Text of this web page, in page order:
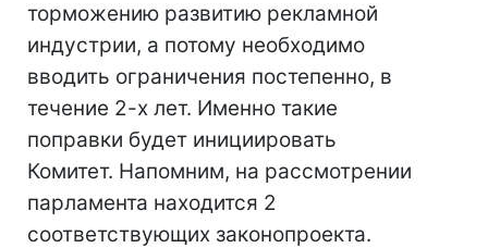
торможению развитию рекламной
индустрии, а потому необходимо
вводить ограничения постепенно, в
течение 2-х лет. Именно такие
поправки будет инициировать
Комитет. Напомним, на рассмотрении
парламента находится 2
соответствующих законопроекта.